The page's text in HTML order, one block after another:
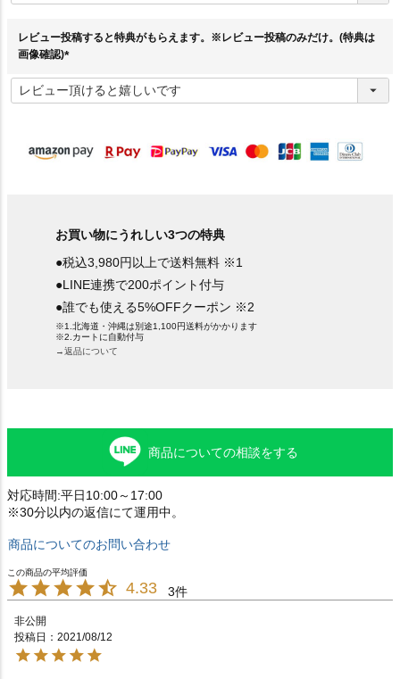
須
レビュー投稿すると特典がもらえます。※レビュー投稿のみだけ。(特典は
画像確認)
必
須
お買い物にうれしい3つの特典
●税込3,980円以上で送料無料 ※1
●LINE連携で200ポイント付与
●誰でも使える5%OFFクーポン ※2
※1.北海道・沖縄は別途1,100円送料がかかります
※2.カートに自動付与
→返品について
商品についての相談をする
対応時間:平日10:00～17:00
※30分以内の返信にて運用中。
商品についてのお問い合わせ
4.33 3
非公開
投稿日
2021/08/12